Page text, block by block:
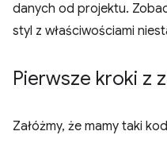
danych od projektu.
styl z właściwościami
Pierwsze kroki z
Załóżmy, że mamy taki